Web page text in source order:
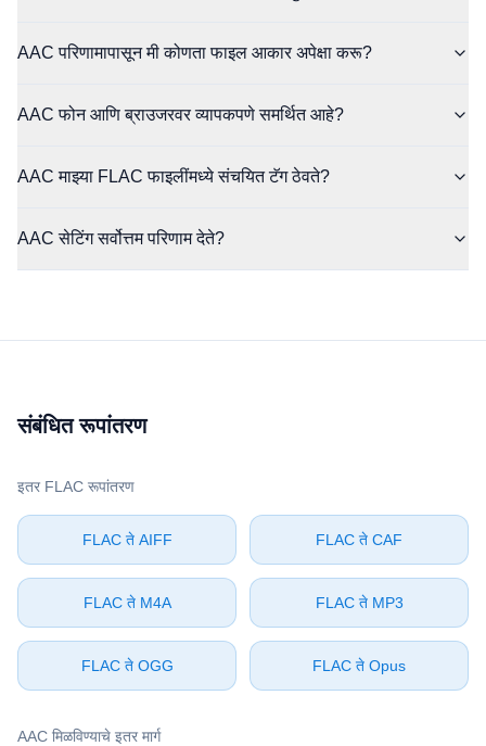
AAC परिणामापासून मी कोणता फाइल आकार अपेक्षा करू?
AAC फोन आणि ब्राउजरवर व्यापकपणे समर्थित आहे?
AAC माझ्या FLAC फाइलींमध्ये संचयित टॅग ठेवते?
AAC सेटिंग सर्वोत्तम परिणाम देते?
संबंधित रूपांतरण
इतर ⁦FLAC⁩ रूपांतरण
⁦FLAC⁩ ते ⁦AIFF⁩ ⁦FLAC⁩ ते ⁦CAF⁩
⁦FLAC⁩ ते ⁦M4A⁩ ⁦FLAC⁩ ते ⁦MP3⁩
⁦FLAC⁩ ते ⁦OGG⁩ ⁦FLAC⁩ ते ⁦Opus⁩
⁦AAC⁩ मिळविण्याचे इतर मार्ग